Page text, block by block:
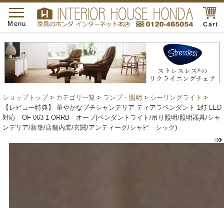
Cart
toggle
navigation
Menu
ショップトップ> カテゴリ一覧 > ランプ・照明 > シーリングライト >
【レビュー特典】 華やかなプチシャンデリア ティアラペンダント 1灯 LED
対応 OF-063-1 ORRB オーブ(ペンダントライト/吊り照明/照明器具/シャ
ンデリア/新築/店舗内装/玄関/アンティーク/シャビ―シック)